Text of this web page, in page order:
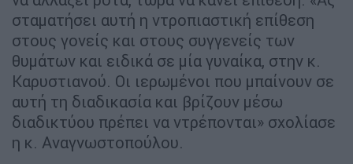
σταματήσει αυτή η ντροπιαστική επίθεση
στους γονείς και στους συγγενείς των
θυμάτων και ειδικά σε μία γυναίκα, στην κ.
Καρυστιανού. Οι ιερωμένοι που μπαίνουν σε
αυτή τη διαδικασία και βρίζουν μέσω
διαδικτύου πρέπει να ντρέπονται» σχολίασε
η κ. Αναγνωστοπούλου.